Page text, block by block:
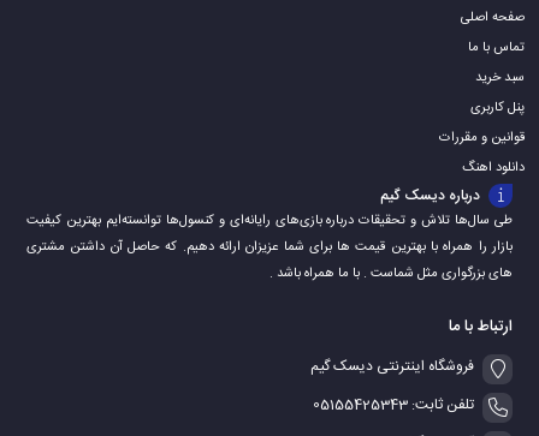
صفحه اصلی
تماس با ما
سبد خرید
پنل کاربری
قوانین و مقررات
دانلود اهنگ
درباره دیسک گیم
طی سال‌ها تلاش و تحقیقات درباره بازی‌های رایانه‌ای و کنسول‌ها توانسته‌ایم بهترین کیفیت
بازار را همراه با بهترین قیمت ها برای شما عزیزان ارائه دهیم. که حاصل آن داشتن مشتری
های بزرگواری مثل شماست . با ما همراه باشد .
ارتباط با ما
فروشگاه اینترنتی دیسک گیم
تلفن ثابت: 05155425343